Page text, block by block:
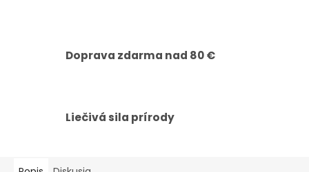
Doprava zdarma nad 80 €
Liečivá sila prírody